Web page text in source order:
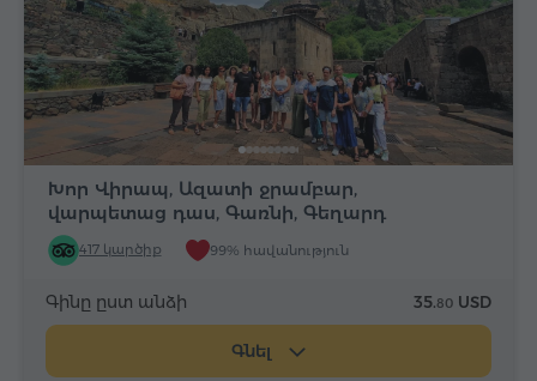
Խոր Վիրապ, Ազատի ջրամբար,
վարպետաց դաս, Գառնի, Գեղարդ
417 կարծիք 99% հավանություն
Գինը ըստ անձի 35.80 USD
Գնել